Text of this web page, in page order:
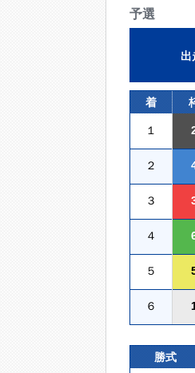
予選
出
着
１
２
３
４
５
６
勝式